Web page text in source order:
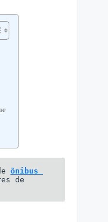
ônibus